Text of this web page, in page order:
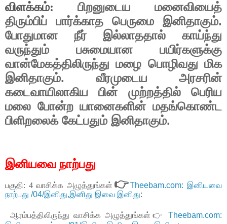
விளக்கம்: பிறனுடைய
மனைவியைத்
திரும்பிப்
பார்க்காத பெருமை இனிதாகும்.
போதுமான நீர் இல்லாததால்
காய்ந்து
வருந்தும்
பசுமையான
பயிர்களுக்கு
வான்மேகத்திலிருந்து மழை பொழிவது மிக
இனிதாகும். வீரமுடைய
அரசரின்
கடைவாயிலாகிய
பின் முற்றத்தில்
பெரிய
மலை போன்ற யானைகளின் மதங்கொண்ட
பிளிறலைக் கேட்பதும் இனிதாகும்.
இனியவை நாற்பது
பகுதி: 4 வாசிக்க அழுத்துங்கள் 👉Theebam.com: இனியவை
நாற்பது /04/இனிது,இனிது இவை இனிது:
ஆரம்பத்திலிருந்து வாசிக்க அழுத்துங்கள்👉 Theebam.com: